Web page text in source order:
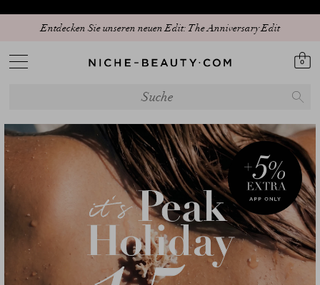
15% PEAK HOLIDAY - The best beauty sale of the season is here! | Code:
SUNSHINE15 (+5% extra - App only)
Entdecken Sie unseren neuen Edit: The Anniversary Edit
0